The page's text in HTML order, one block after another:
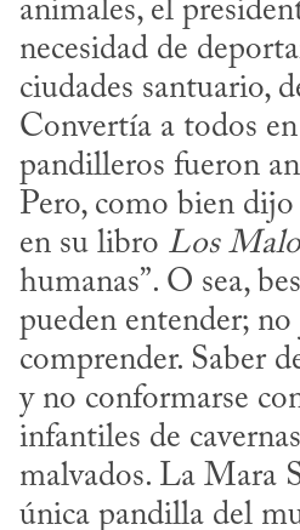
animales, el
necesidad de
ciudades santuario,
Convertía a todos en
pandilleros fueron
Pero, como bien
en su libro Los
humanas”. O sea,
pueden entender;
comprender. Saber
y no conformarse
infantiles de
malvados. La Mara
única pandilla del